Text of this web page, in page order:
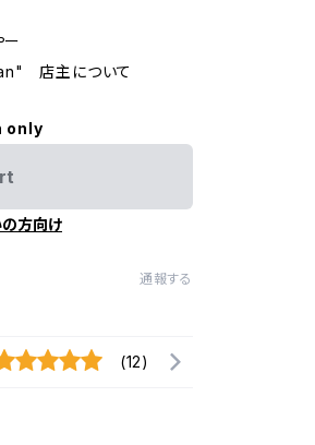
ー
店主について
only
方向け
通報する
(12)